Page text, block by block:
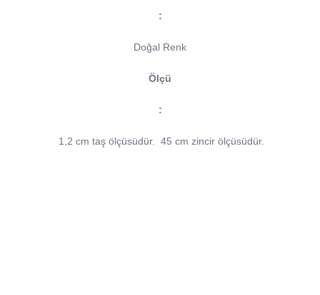
:
Doğal Renk
Ölçü
:
1,2 cm taş ölçüsüdür. 45 cm zincir ölçüsüdür.